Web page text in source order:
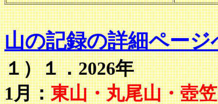
山の記録の詳細ページ
１）１．2026年
1月：東山・丸尾山・壺